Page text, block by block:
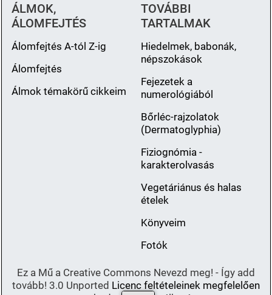
ÁLMOK,
ÁLOMFEJTÉS
Álomfejtés A-tól Z-ig
Álomfejtés
Álmok témakörű cikkeim
TOVÁBBI
TARTALMAK
Hiedelmek, babonák,
népszokások
Fejezetek a
numerológiából
Bőrléc-rajzolatok
(Dermatoglyphia)
Fiziognómia -
karakterolvasás
Vegetáriánus és halas
ételek
Könyveim
Fotók
Ez a Mű a Creative Commons Nevezd meg! - Így add
tovább! 3.0 Unported Licenc feltételeinek megfelelően